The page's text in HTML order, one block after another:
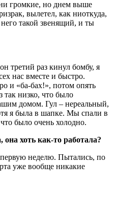
громкие, но днем выше
вылетел, как ниоткуда,
такой звенящий, и ты
третий раз кинул бомбу, я
нас вместе и быстро.
и «ба-бах!», потом опять
так низко, что было
домом. Гул – нереальный,
я была в шапке. Мы спали в
было очень холодно.
она хоть как-то работала?
первую неделю. Пытались, по
уже вообще никакие